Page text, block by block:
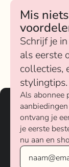
Mis
Schrijf je
als eerste
collecties,
stylingtips.
Als abonnee
ontvang je
je eerste
nu aan en